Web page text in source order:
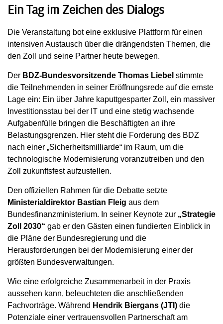
Ein Tag im Zeichen des Dialogs
Die Veranstaltung bot eine exklusive Plattform für einen
intensiven Austausch über die drängendsten Themen, die
den Zoll und seine Partner heute bewegen.
Der BDZ-Bundesvorsitzende Thomas Liebel stimmte
die Teilnehmenden in seiner Eröffnungsrede auf die ernste
Lage ein: Ein über Jahre kaputtgesparter Zoll, ein massiver
Investitionsstau bei der IT und eine stetig wachsende
Aufgabenfülle bringen die Beschäftigten an ihre
Belastungsgrenzen. Hier steht die Forderung des BDZ
nach einer „Sicherheitsmilliarde“ im Raum, um die
technologische Modernisierung voranzutreiben und den
Zoll zukunftsfest aufzustellen.
Den offiziellen Rahmen für die Debatte setzte
Ministerialdirektor Bastian Fleig aus dem
Bundesfinanzministerium. In seiner Keynote zur „Strategie
Zoll 2030“ gab er den Gästen einen fundierten Einblick in
die Pläne der Bundesregierung und die
Herausforderungen bei der Modernisierung einer der
größten Bundesverwaltungen.
Wie eine erfolgreiche Zusammenarbeit in der Praxis
aussehen kann, beleuchteten die anschließenden
Fachvorträge. Während Hendrik Biergans (JTI) die
Potenziale einer vertrauensvollen Partnerschaft am